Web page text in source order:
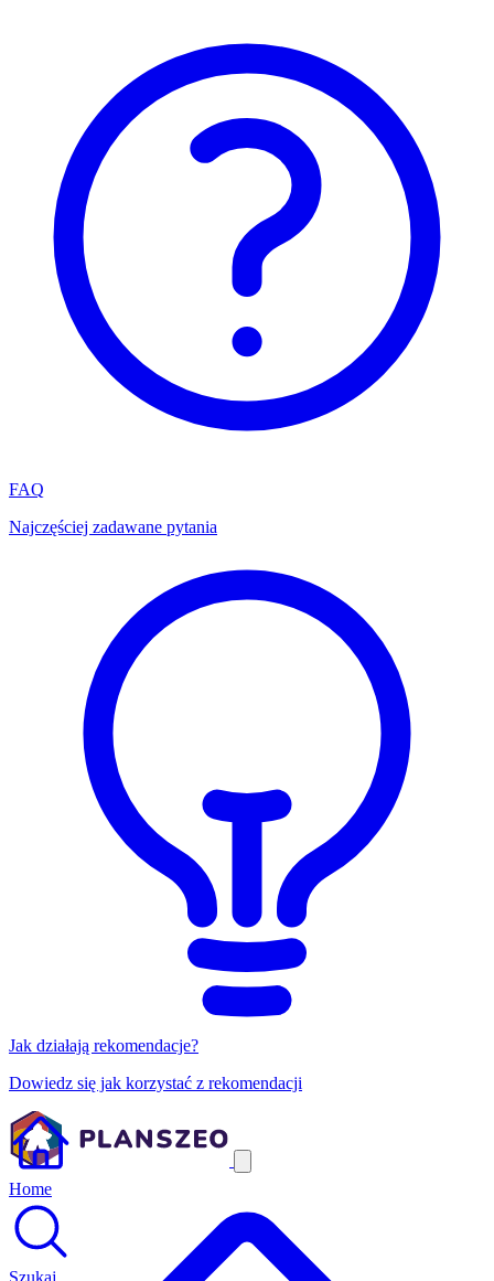
FAQ
Najczęściej zadawane pytania
Jak działają rekomendacje?
Dowiedz się jak korzystać z rekomendacji
Home
Szukaj